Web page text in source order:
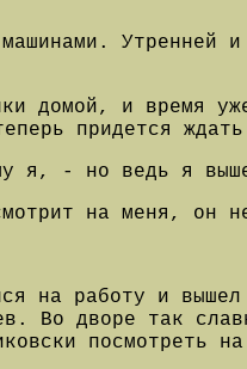
Утренней
домой, и время
придется
я, - но ведь я
на меня, он
на работу и
Во дворе так
посмотреть